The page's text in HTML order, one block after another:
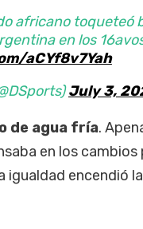
africano toqueteó
en los
aCYf8v7Yah
July 3,
de agua fría.
en los cambios
igualdad encendió